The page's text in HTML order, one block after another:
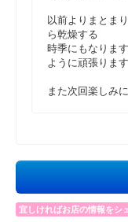
以前よりまとま
ら乾燥する
時季にもなりま
ように頑張りま
また次回楽しみ
宜しければお店の情報をシ